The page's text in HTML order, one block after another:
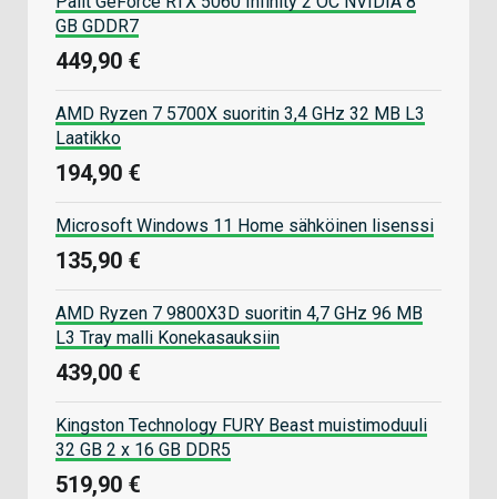
GB GDDR7
449,90 €
AMD Ryzen 7 5700X suoritin 3,4 GHz 32 MB L3
Laatikko
194,90 €
Microsoft Windows 11 Home sähköinen lisenssi
135,90 €
AMD Ryzen 7 9800X3D suoritin 4,7 GHz 96 MB
L3 Tray malli Konekasauksiin
439,00 €
Kingston Technology FURY Beast muistimoduuli
32 GB 2 x 16 GB DDR5
519,90 €